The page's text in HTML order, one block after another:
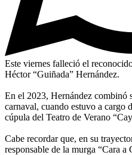
Este viernes falleció el
Héctor “Guiñada” Hernández.
En el 2023, Hernández combinó
carnaval, cuando estuvo a cargo
cúpula del Teatro de Verano
Cabe recordar que, en su
responsable de la murga “Cara a